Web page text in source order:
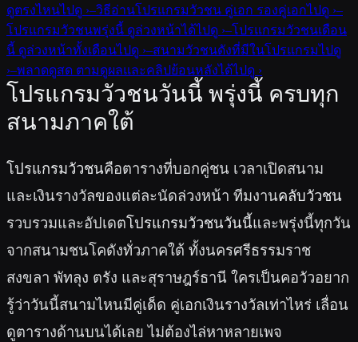
ดูตรงไหนไปดู ›–วิธีอ่านโปรแกรมวัวชน คู่เอก รองคู่เอกไปดู ›–
โปรแกรมวัวชนพรุ่งนี้ ดูล่วงหน้าได้ไปดู ›–โปรแกรมวัวชนเดือน
นี้ ดูล่วงหน้าทั้งเดือนไปดู ›–สนามวัวชนดังที่มีในโปรแกรมไปดู
›–พลาดดูสด ตามดูผลและคลิปย้อนหลังได้ไปดู ›
โปรแกรมวัวชนวันนี้ พรุ่งนี้ ครบทุก
สนามภาคใต้
โปรแกรมวัวชนคือตารางที่บอกคู่ชน เวลาเปิดสนาม
และเงินรางวัลของแต่ละนัดล่วงหน้า ทีมงานคลับวัวชน
รวบรวมและอัปเดต โปรแกรมวัวชนวันนี้และพรุ่งนี้ทุกวัน
จากสนามชนโคดังทั่วภาคใต้ ทั้งนครศรีธรรมราช
สงขลา พัทลุง ตรัง และสุราษฎร์ธานี ใครเป็นคอวัวอยาก
รู้ว่าวันนี้สนามไหนมีคู่เด็ด คู่เอกเงินรางวัลเท่าไหร่ เลื่อน
ดูตารางด้านบนได้เลย ไม่ต้องไล่หาหลายเพจ